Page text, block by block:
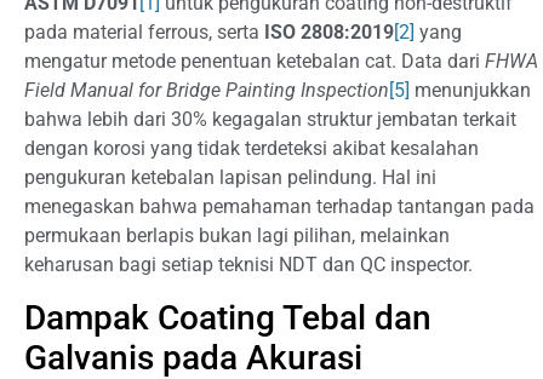
pada material ferrous, serta ISO 2808:2019[2] yang
mengatur metode penentuan ketebalan cat. Data dari FHWA
Field Manual for Bridge Painting Inspection [5] menunjukkan
bahwa lebih dari 30% kegagalan struktur jembatan terkait
dengan korosi yang tidak terdeteksi akibat kesalahan
pengukuran ketebalan lapisan pelindung. Hal ini
menegaskan bahwa pemahaman terhadap tantangan pada
permukaan berlapis bukan lagi pilihan, melainkan
keharusan bagi setiap teknisi NDT dan QC inspector.
Dampak Coating Tebal dan
Galvanis pada Akurasi